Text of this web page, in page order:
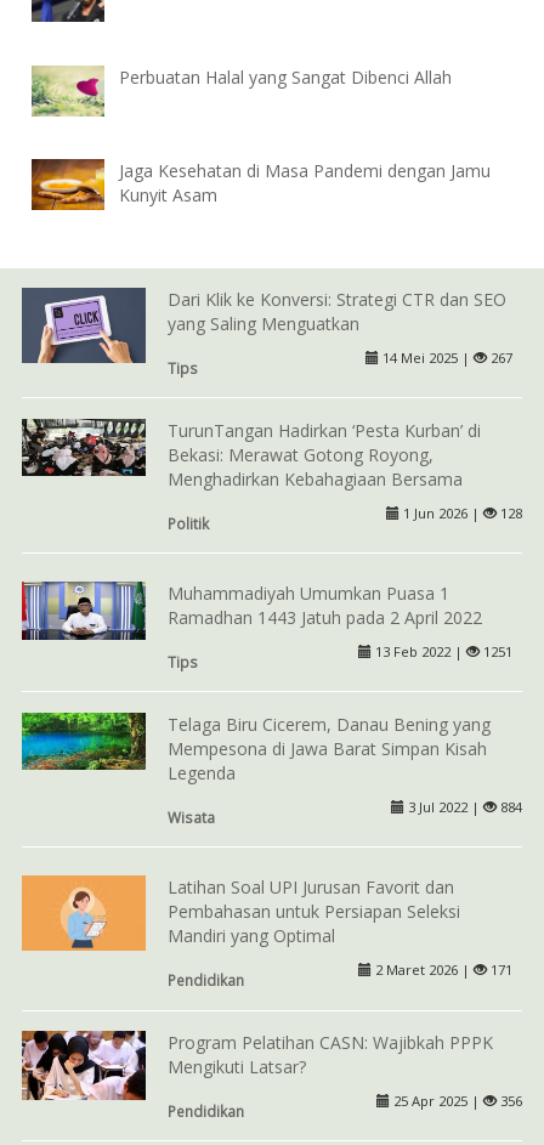
Perbuatan Halal yang Sangat Dibenci Allah
Jaga Kesehatan di Masa Pandemi dengan Jamu
Kunyit Asam
Dari Klik ke Konversi: Strategi CTR dan SEO
yang Saling Menguatkan
Tips
14 Mei 2025 | 267
TurunTangan Hadirkan ‘Pesta Kurban’ di
Bekasi: Merawat Gotong Royong,
Menghadirkan Kebahagiaan Bersama
Politik
1 Jun 2026 | 128
Muhammadiyah Umumkan Puasa 1
Ramadhan 1443 Jatuh pada 2 April 2022
Tips
13 Feb 2022 | 1251
Telaga Biru Cicerem, Danau Bening yang
Mempesona di Jawa Barat Simpan Kisah
Legenda
Wisata
3 Jul 2022 | 884
Latihan Soal UPI Jurusan Favorit dan
Pembahasan untuk Persiapan Seleksi
Mandiri yang Optimal
Pendidikan
2 Maret 2026 | 171
Program Pelatihan CASN: Wajibkah PPPK
Mengikuti Latsar?
Pendidikan
25 Apr 2025 | 356